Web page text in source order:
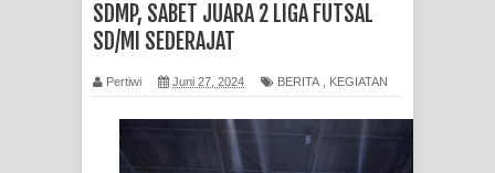
SDMP, SABET JUARA 2 LIGA FUTSAL
SD/MI SEDERAJAT
Pertiwi Juni 27, 2024 BERITA KEGIATAN